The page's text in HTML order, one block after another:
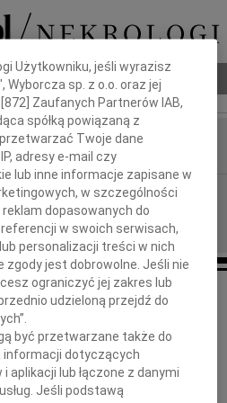
pogrzebowy
Wyrazy głębokiego współczucia
z powodu śmierci
Syna
Użytkowniku, jeśli wyrazisz
Wyborcza sp. z o.o. oraz jej
872 ] Zaufanych Partnerów IAB,
spółką powiązaną z
Twoje dane
adresy e-mail czy
lub inne informacje zapisane w
w szczególności
dopasowanych do
w swoich serwisach,
personalizacji treści w nich
zgody jest dobrowolne. Jeśli nie
ograniczyć jej zakres lub
udzieloną przejdź do
być przetwarzane także do
informacji dotyczących
aplikacji lub łączone z danymi
Jeśli podstawą